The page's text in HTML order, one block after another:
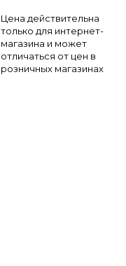
Цена действительна
только для интернет-
магазина и может
отличаться от цен в
розничных магазинах